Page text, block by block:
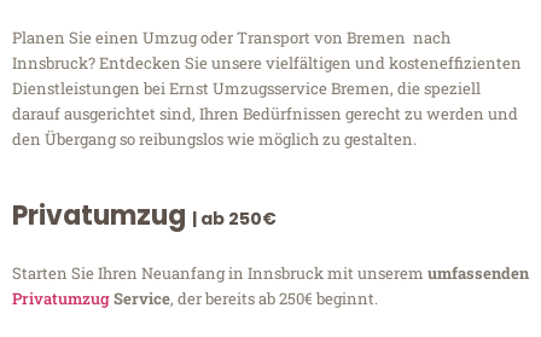
Planen Sie einen Umzug oder Transport von Bremen nach
Innsbruck? Entdecken Sie unsere vielfältigen und kosteneffizienten
Dienstleistungen bei Ernst Umzugsservice Bremen, die speziell
darauf ausgerichtet sind, Ihren Bedürfnissen gerecht zu werden und
den Übergang so reibungslos wie möglich zu gestalten.
Privatumzug | ab 250€
Starten Sie Ihren Neuanfang in Innsbruck mit unserem umfassenden
PrivatumzugService, der bereits ab 250€ beginnt.